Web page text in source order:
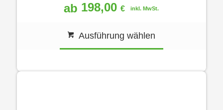
ab 198,00€ inkl. MwSt.
Ausführung wählen